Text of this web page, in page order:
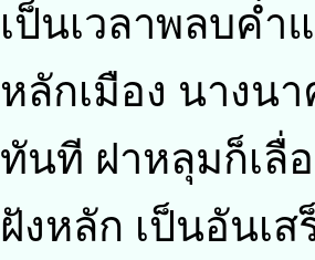
เป็นเวลาพลบค่ำ
หลักเมือง นางน
ทันที ฝาหลุมก็เลื่
ฝังหลัก เป็นอันเ